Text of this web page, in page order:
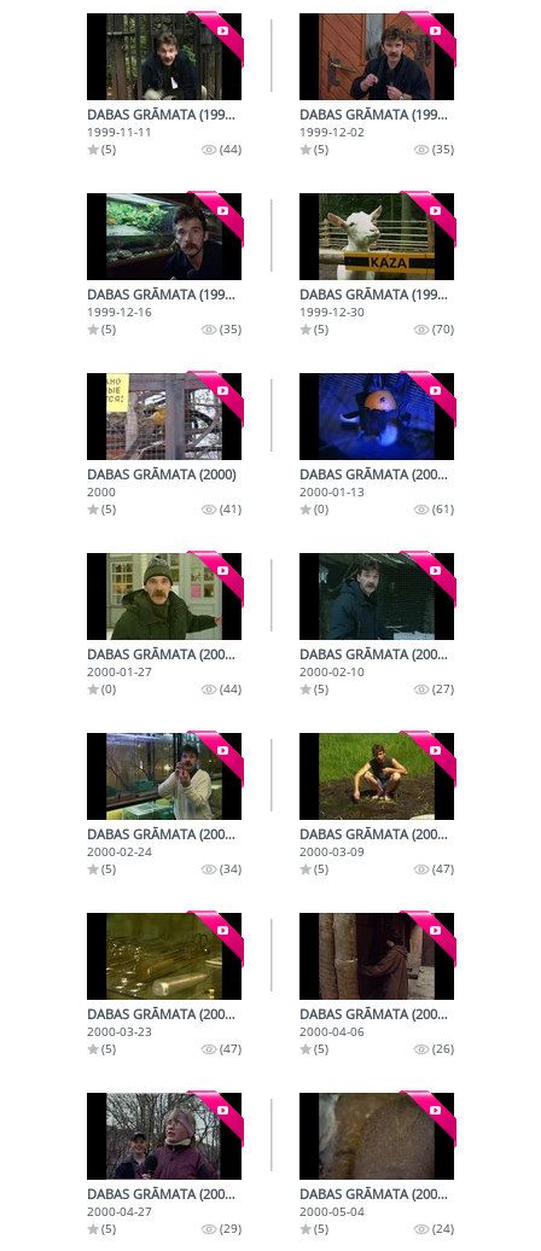
DABAS GRĀMATA (1999-11-11)
1999-11-11
(5)
(44)
DABAS GRĀMATA (1999-12-02)
1999-12-02
(5)
(35)
DABAS GRĀMATA (1999-12-16)
1999-12-16
(5)
(35)
DABAS GRĀMATA (1999-12-30)
1999-12-30
(5)
(70)
DABAS GRĀMATA (2000)
2000
(5)
(41)
DABAS GRĀMATA (2000-01-13)
2000-01-13
(0)
(61)
DABAS GRĀMATA (2000-01-27)
2000-01-27
(0)
(44)
DABAS GRĀMATA (2000-02-10)
2000-02-10
(5)
(27)
DABAS GRĀMATA (2000-02-24)
2000-02-24
(5)
(34)
DABAS GRĀMATA (2000-03-09)
2000-03-09
(5)
(47)
DABAS GRĀMATA (2000-03-23)
2000-03-23
(5)
(47)
DABAS GRĀMATA (2000-04-06)
2000-04-06
(5)
(26)
DABAS GRĀMATA (2000-04-27)
2000-04-27
(5)
(29)
DABAS GRĀMATA (2000-05-04)
2000-05-04
(5)
(24)